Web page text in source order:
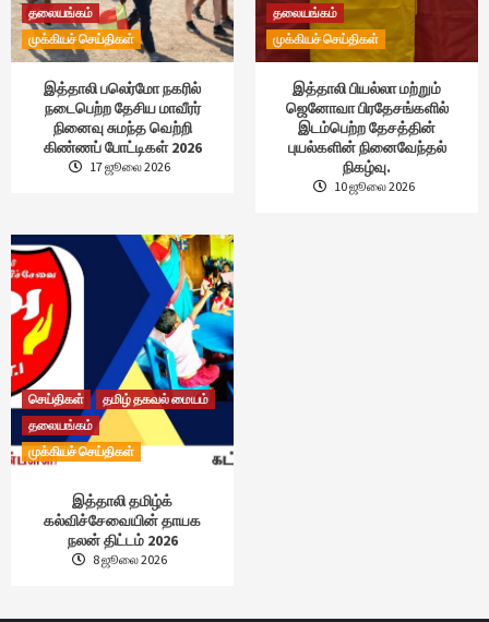
தலையங்கம்
முக்கியச் செய்திகள்
இத்தாலி பலெர்மோ நகரில்
நடைபெற்ற தேசிய மாவீரர்
நினைவு சுமந்த வெற்றி
கிண்ணப் போட்டிகள் 2026
17 ஜூலை 2026
தலையங்கம்
முக்கியச் செய்திகள்
இத்தாலி பியல்லா மற்றும்
ஜெனோவா பிரதேசங்களில்
இடம்பெற்ற தேசத்தின்
புயல்களின் நினைவேந்தல்
நிகழ்வு.
10 ஜூலை 2026
செய்திகள்
தமிழ் தகவல் மையம்
தலையங்கம்
முக்கியச் செய்திகள்
இத்தாலி தமிழ்க்
கல்விச்சேவையின் தாயக
நலன் திட்டம் 2026
8 ஜூலை 2026